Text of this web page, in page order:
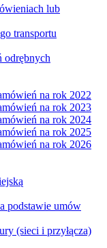
lub
transportu
odrębnych
na rok 2022
na rok 2023
na rok 2024
na rok 2025
na rok 2026
podstawie umów
(sieci i przyłącza)